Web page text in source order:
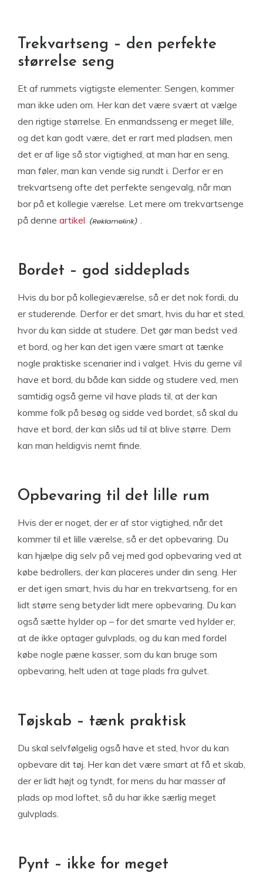
Trekvartseng – den perfekte
størrelse seng
Et af rummets vigtigste elementer: Sengen, kommer
man ikke uden om. Her kan det være svært at vælge
den rigtige størrelse. En enmandsseng er meget lille,
og det kan godt være, det er rart med pladsen, men
det er af lige så stor vigtighed, at man har en seng,
man føler, man kan vende sig rundt i. Derfor er en
trekvartseng ofte det perfekte sengevalg, når man
bor på et kollegie værelse. Let mere om trekvartsenge
på denne artikel .
Bordet – god siddeplads
Hvis du bor på kollegieværelse, så er det nok fordi, du
er studerende. Derfor er det smart, hvis du har et sted,
hvor du kan sidde at studere. Det gør man bedst ved
et bord, og her kan det igen være smart at tænke
nogle praktiske scenarier ind i valget. Hvis du gerne vil
have et bord, du både kan sidde og studere ved, men
samtidig også gerne vil have plads til, at der kan
komme folk på besøg og sidde ved bordet, så skal du
have et bord, der kan slås ud til at blive større. Dem
kan man heldigvis nemt finde.
Opbevaring til det lille rum
Hvis der er noget, der er af stor vigtighed, når det
kommer til et lille værelse, så er det opbevaring. Du
kan hjælpe dig selv på vej med god opbevaring ved at
købe bedrollers, der kan placeres under din seng. Her
er det igen smart, hvis du har en trekvartseng, for en
lidt større seng betyder lidt mere opbevaring. Du kan
også sætte hylder op – for det smarte ved hylder er,
at de ikke optager gulvplads, og du kan med fordel
købe nogle pæne kasser, som du kan bruge som
opbevaring, helt uden at tage plads fra gulvet.
Tøjskab – tænk praktisk
Du skal selvfølgelig også have et sted, hvor du kan
opbevare dit tøj. Her kan det være smart at få et skab,
der er lidt højt og tyndt, for mens du har masser af
plads op mod loftet, så du har ikke særlig meget
gulvplads.
Pynt – ikke for meget